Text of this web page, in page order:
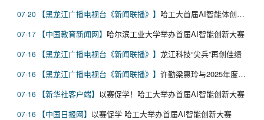
07-20 黑龙江广播电视台《新闻联播》 哈工大首届AI智能体创新大赛完赛
07-17 中国教育新闻网 哈尔滨工业大学举办首届AI智能创新大赛
07-16 黑龙江广播电视台《新闻联播》 龙江科技“尖兵”再创佳绩
07-16 黑龙江广播电视台《新闻联播》 许勤梁惠玲与2025年度国家科学技术奖黑龙江获奖代表座谈 勇担科技报国使命 建功强国复兴伟业
07-16 新华社客户端 以赛促学！哈工大举办首届AI智能创新大赛
07-16 中国日报网 以赛促学 哈工大举办首届AI智能创新大赛